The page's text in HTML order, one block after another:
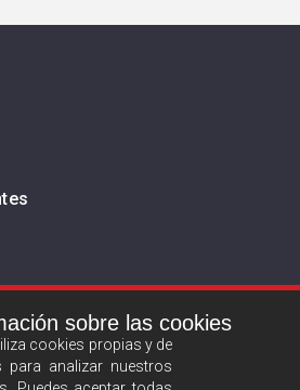
sobre las cookies
cookies propias y de
para analizar nuestros